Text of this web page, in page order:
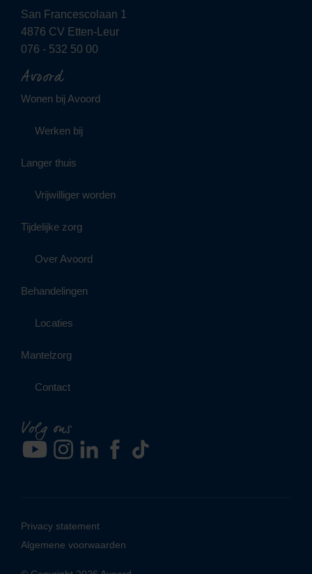
San Francescolaan 1
4876 CV Etten-Leur
076 - 532 50 00
Avoord
Wonen bij Avoord
Werken bij
Langer thuis
Vrijwilliger worden
Tijdelijke zorg
Over Avoord
Behandelingen
Locaties
Mantelzorg
Contact
Volg ons
Privacy statement
Algemene voorwaarden